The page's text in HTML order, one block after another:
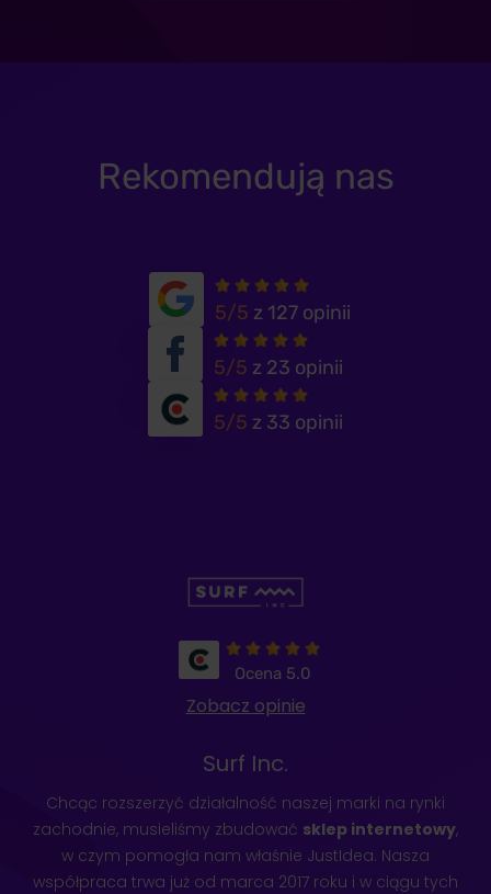
Rekomendują nas
5/5 z 127 opinii
5/5 z 23 opinii
5/5 z 33 opinii
Ocena 5.0
Zobacz opinie
Surf Inc.
Chcąc rozszerzyć działalność naszej marki na rynki
zachodnie, musieliśmy zbudować sklep internetowy,
w czym pomogła nam właśnie JustIdea. Nasza
współpraca trwa już od marca 2017 roku i w ciągu tych